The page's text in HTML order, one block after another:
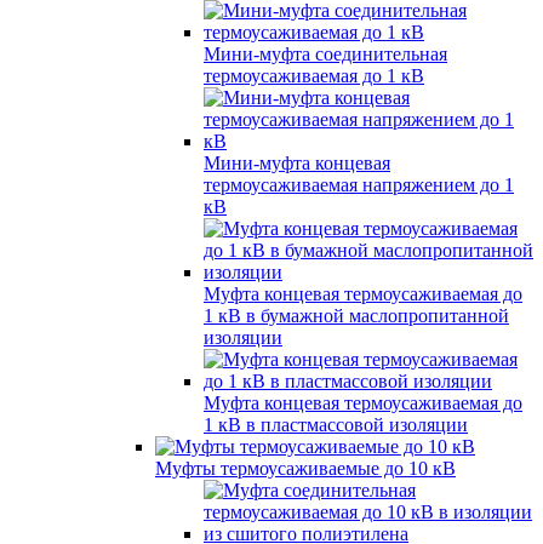
Мини-муфта соединительная
термоусаживаемая до 1 кВ
Мини-муфта концевая
термоусаживаемая напряжением до 1
кВ
Муфта концевая термоусаживаемая до
1 кВ в бумажной маслопропитанной
изоляции
Муфта концевая термоусаживаемая до
1 кВ в пластмассовой изоляции
Муфты термоусаживаемые до 10 кВ